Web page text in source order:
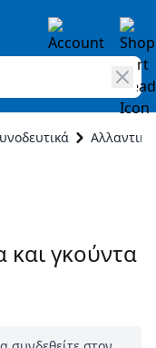
Αλλαντικά
γκούντα